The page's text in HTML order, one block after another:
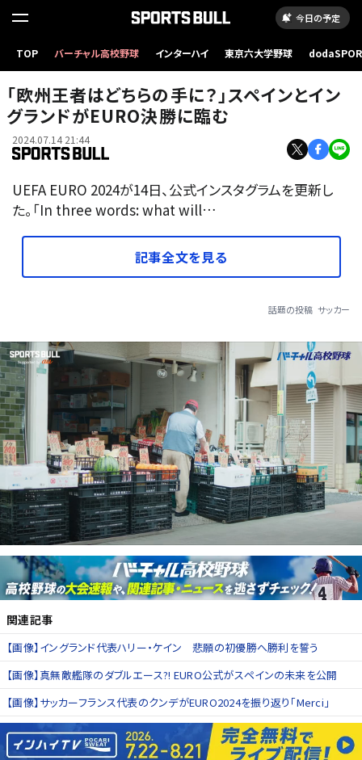
今日の予定
TOP バーチャル高校野球 インターハイ 東京六大学野球
「欧州王者はどちらの手に？」スペインとイン
グランドがEURO決勝に臨む
2024.07.14 21:44
UEFA EURO 2024が14日、公式インスタグラムを更新し
た。「In three words: what will…
記事全文を見る
話題の投稿 サッカー
関連記事
【画像】イングランド代表ハリー・ケイン 悲願の初優勝へ勝利を誓う
【画像】真無敵艦隊のダブルエース?! EURO公式がスペインの未来を公開
【画像】サッカーフランス代表のクンデがEURO2024を振り返り「Merci」